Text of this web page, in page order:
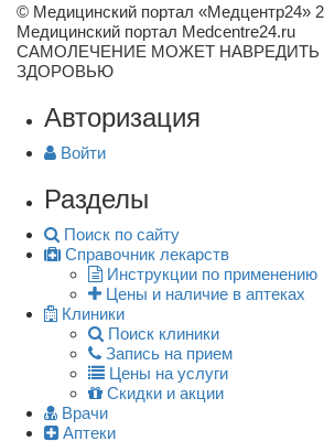
© Медицинский портал «Медцентр24»
Медицинский портал Medcentre24.ru
САМОЛЕЧЕНИЕ МОЖЕТ
ЗДОРОВЬЮ
Авторизация
Войти
Разделы
Поиск по сайту
Справочник лекарств
Инструкции по применению
Цены и наличие в аптеках
Клиники
Поиск клиники
Запись на прием
Цены на услуги
Скидки и акции
Врачи
Аптеки